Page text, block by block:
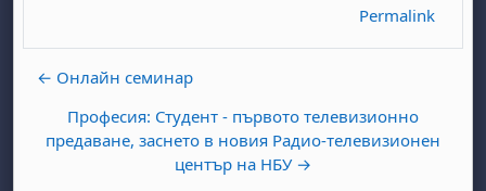
Permalink
← Онлайн семинар
Професия: Студент - първото телевизионно
предаване, заснето в новия Радио-телевизионен
център на НБУ →
1 August
2 August